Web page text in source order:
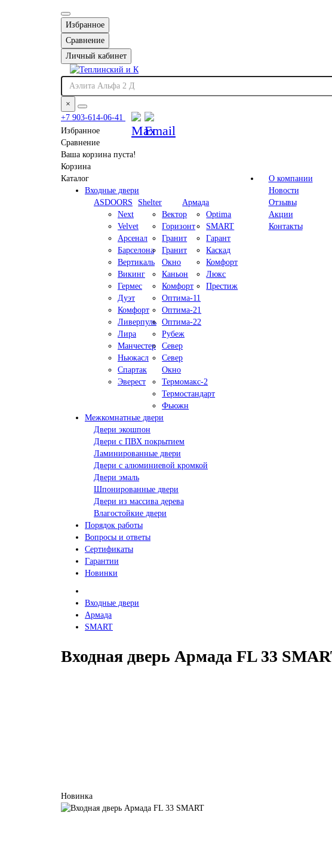
Избранное
Сравнение
Личный кабинет
×
+7 903-614-06-41
Избранное
Сравнение
Ваша корзина пуста!
Корзина
Каталог
Входные двери
ASDOORS
Next
Velvet
Арсенал
Барселона
Вертикаль
Викинг
Гермес
Дуэт
Комфорт
Ливерпуль
Лира
Манчестер
Ньюкасл
Спартак
Эверест
Shelter
Вектор
Горизонт
Гранит
Гранит
Окно
Каньон
Комфорт
Оптима-11
Оптима-21
Оптима-22
Рубеж
Север
Север
Окно
Термомакс-2
Термостандарт
Фьюжн
Армада
Optima
SMART
Гарант
Каскад
Комфорт
Люкс
Престиж
Межкомнатные двери
Двери экошпон
Двери с ПВХ покрытием
Ламинированные двери
Двери с алюминиевой кромкой
Двери эмаль
Шпонированные двери
Двери из массива дерева
Влагостойкие двери
Порядок работы
Вопросы и ответы
Сертификаты
Гарантии
Новинки
О компании
Новости
Отзывы
Акции
Контакты
Входные двери
Армада
SMART
Входная дверь Армада FL 33
Новинка